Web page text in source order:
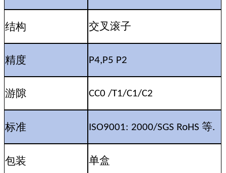
结构 交叉滚子
精度 P4,P5 P2
游隙 CC0 /T1/C1/C2
标准 ISO9001: 2000/SGS RoHS等.
包装 单盒